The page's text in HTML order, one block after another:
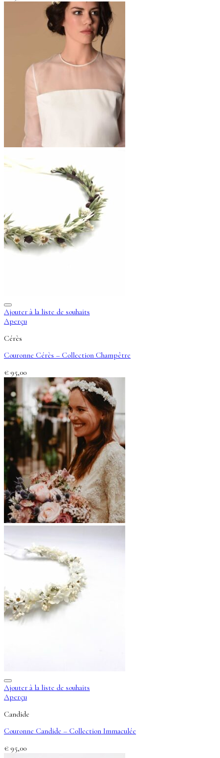
Ajouter à la liste de souhaits
Aperçu
Cérès
Couronne Cérès – Collection Champêtre
€ 95,00
Ajouter à la liste de souhaits
Aperçu
Candide
Couronne Candide – Collection Immaculée
€ 95,00